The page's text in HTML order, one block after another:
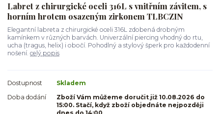
Labret z chirurgické oceli 316L s vnitřním závitem, s
horním hrotem osazeným zirkonem TLBCZIN
Elegantní labreta z chirurgické oceli 316L zdobená drobným
kamínkem v různých barvách. Univerzální piercing vhodný do rtu,
ucha (tragus, helix) i obočí. Pohodlný a stylový šperk pro každodenní
nošení. celý popis
Dostupnost
Skladem
Doba dodání
Zboží Vám můžeme doručit již 10.08.2026 do
15:00. Stačí, když zboží objednáte nejpozději